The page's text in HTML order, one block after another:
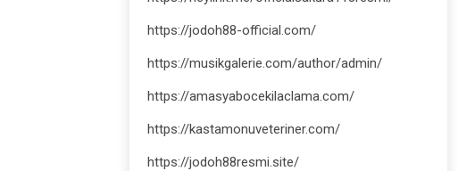
https://jodoh88-official.com/
https://musikgalerie.com/author/admin/
https://amasyabocekilaclama.com/
https://kastamonuveteriner.com/
https://jodoh88resmi.site/